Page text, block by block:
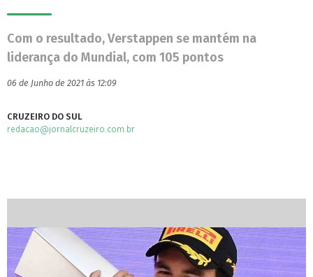
Com o resultado, Verstappen se mantém na
liderança do Mundial, com 105 pontos
06 de Junho de 2021 às 12:09
CRUZEIRO DO SUL
redacao@jornalcruzeiro.com.br